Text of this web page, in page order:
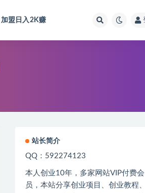
加盟日入2K赚
站长简介
QQ：592274123
本人创业10年，多家网站VIP付费会
员，本站分享创业项目、创业教程、